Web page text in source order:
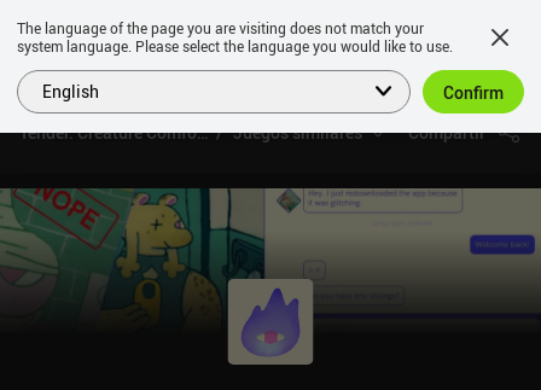
Tender: Creature Comforts Juegos similares Compartir
The language of the page you are visiting does not match your
system language. Please select the language you would like to use.
English Confirm